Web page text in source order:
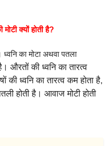
क्यों होती है?
ध्वनि का मोटा अथवा पतला
औरतों की ध्वनि का तारत्व
की ध्वनि का तारत्व कम होता है,
होती है। आवाज मोटी होती